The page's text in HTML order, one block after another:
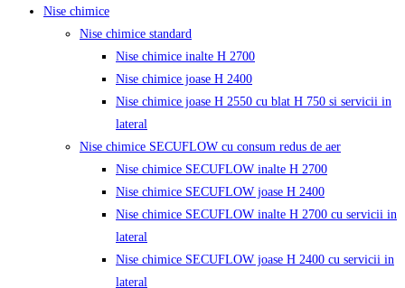
Nise chimice
Nise chimice standard
Nise chimice inalte H 2700
Nise chimice joase H 2400
Nise chimice joase H 2550 cu blat H 750 si servicii in
lateral
Nise chimice SECUFLOW cu consum redus de aer
Nise chimice SECUFLOW inalte H 2700
Nise chimice SECUFLOW joase H 2400
Nise chimice SECUFLOW inalte H 2700 cu servicii in
lateral
Nise chimice SECUFLOW joase H 2400 cu servicii in
lateral